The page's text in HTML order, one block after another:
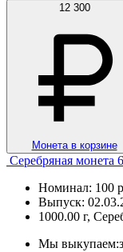
12 300
Монета в корзине
Серебряная
Номинал: 100
Выпуск:
1000.00 г,
Мы выкупаем: